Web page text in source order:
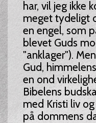
har, vil jeg ikke
meget tydeligt
en engel, som
blevet Guds
"anklager").
Gud,
en ond
Bibelens
med Kristi liv
på dommens